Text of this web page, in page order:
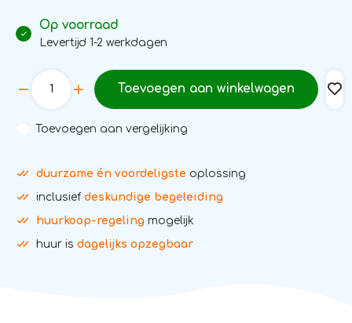
Op voorraad
Levertijd 1-2 werkdagen
Toevoegen aan winkelwagen
Toevoegen aan vergelijking
duurzame én voordeligste oplossing
inclusief deskundige begeleiding
huurkoop-regeling mogelijk
huur is dagelijks opzegbaar